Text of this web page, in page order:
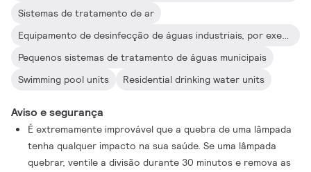
Sistemas de tratamento de ar
Equipamento de desinfecção de águas industriais, por exemplo, para a indústria de alimentação e bebidas
Pequenos sistemas de tratamento de águas municipais
Swimming pool units
Residential drinking water units
Aviso e segurança
É extremamente improvável que a quebra de uma lâmpada
tenha qualquer impacto na sua saúde. Se uma lâmpada
quebrar, ventile a divisão durante 30 minutos e remova as